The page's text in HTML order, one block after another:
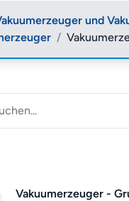
und
/
Vakuumerzeuger -